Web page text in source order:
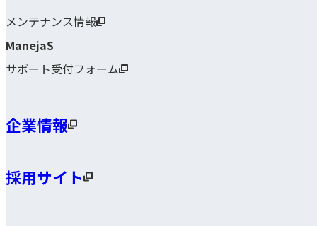
メンテナンス情報
ManejaS
サポート受付フォーム
企業情報
採用サイト